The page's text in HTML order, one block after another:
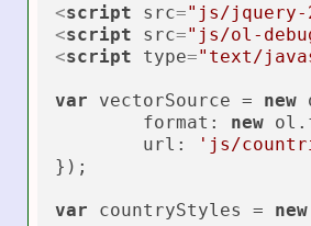
<script src="js/jquery-
<script src="js/ol-
<script type="text/
var vectorSource = new
format : new ol.
url :
'js/
});
var countryStyles = new